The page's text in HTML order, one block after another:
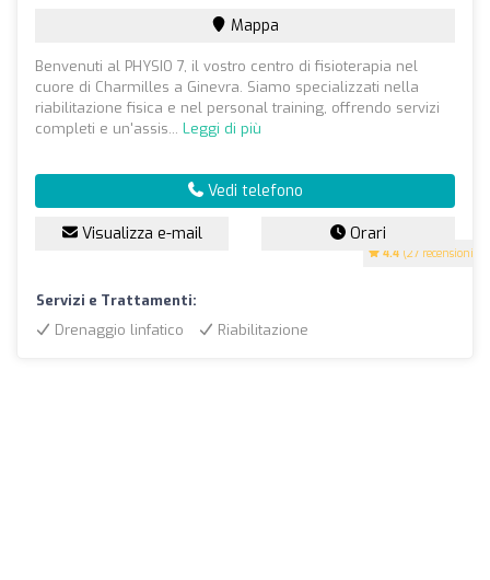
4.4 (27 recensioni)
Mappa
Benvenuti al PHYSIO 7, il vostro centro di fisioterapia nel
cuore di Charmilles a Ginevra. Siamo specializzati nella
riabilitazione fisica e nel personal training, offrendo servizi
completi e un'assis... Leggi di più
Vedi telefono
Visualizza e-mail Orari
Servizi e Trattamenti:
Drenaggio linfatico
Riabilitazione